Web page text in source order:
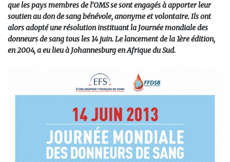
que les pays membres de l’OMS se sont engagés à apporter leur
soutien au don de sang bénévole, anonyme et volontaire. Ils ont
alors adopté une résolution instituant la Journée mondiale des
donneurs de sang tous les 14 juin. Le lancement de la 1ère édition,
en 2004, a eu lieu à Johannesburg en Afrique du Sud.